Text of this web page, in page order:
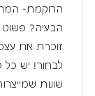
הרוקמת-
הבעיה? פשוט
זוכרת את
לבחור! יש
שונות